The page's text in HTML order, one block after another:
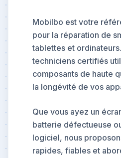
Mobilbo est votre
pour la réparation de
tablettes et
techniciens certifiés
composants de haute
la longévité de vos
Que vous ayez un
batterie défectueuse
logiciel, nous
rapides, fiables et